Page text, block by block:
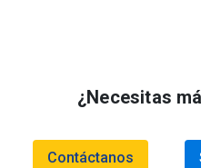
¿Necesitas
Contáctanos